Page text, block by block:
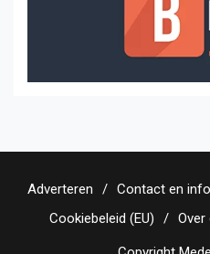
Adverteren Contact en
Cookiebeleid (EU)
Over